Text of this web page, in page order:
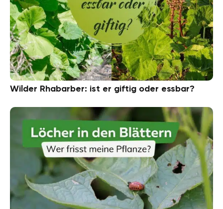
Wilder Rhabarber: ist er giftig oder essbar?